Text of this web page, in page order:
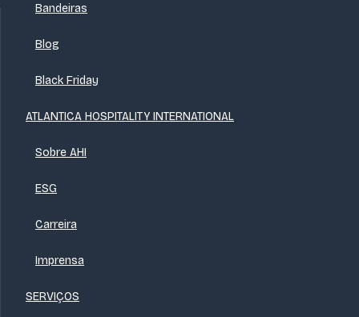
Bandeiras
Blog
Black Friday
ATLANTICA HOSPITALITY INTERNATIONAL
Sobre AHI
ESG
Carreira
Imprensa
SERVIÇOS